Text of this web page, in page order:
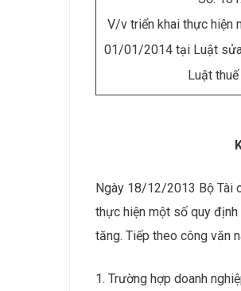
V/v triển khai thực hiện
01/01/2014 tại Luật
Luật
Ngày 18/12/2013 Bộ Tài
thực hiện một số quy
tăng. Tiếp theo công văn
1. Trường hợp doanh